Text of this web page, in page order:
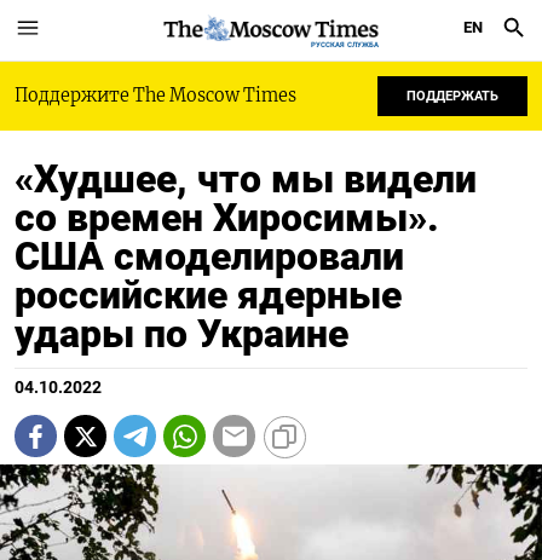
РУССКАЯ СЛУЖБА
EN
Поддержите The Moscow Times ПОДДЕРЖАТЬ
«Худшее, что мы видели
со времен Хиросимы».
США смоделировали
российские ядерные
удары по Украине
04.10.2022